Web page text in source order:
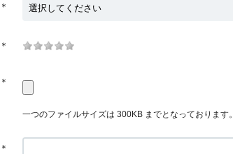
＊
＊
＊
一つのファイルサイズは 300KB までとなっております。
＊